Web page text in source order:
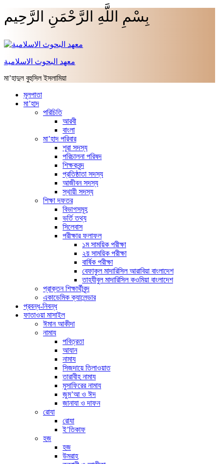
بِسْمِ اللَّهِ الرَّحْمَنِ الرَّحِيم
معهد البحوث الاسلامية
মা’হাদুল বুহুসিল ইসলামিয়া
মূলপাতা
মা’হাদ
পরিচিতি
আরবী
বাংলা
মা’হাদ পরিবার
শূরা সদস্য
পরিচালনা পরিষদ
শিক্ষকবৃন্দ
প্রতিষ্ঠাতা সদস্য
আজীবন সদস্য
স্থায়ী সদস্য
শিক্ষা দফতর
বিভাগসমূহ
ভর্তি তথ্য
সিলেবাস
পরীক্ষার ফলাফল
১ম সাময়িক পরীক্ষা
২য় সাময়িক পরীক্ষা
বার্ষিক পরীক্ষা
বেফাকুল মাদারিসিল আরাবিয়া বাংলাদেশ
তাহযীবুল মাদারিসিল কওমিয়া বাংলাদেশ
প্রাক্তন শিক্ষার্থীবৃন্দ
একাডেমিক ক্যালেন্ডার
প্রবন্ধ-নিবন্ধ
ফাতাওয়া মাসাইল
ঈমান আকীদা
নামায
পবিত্রতা
আযান
নামায
সিজদায়ে তিলাওয়াত
তারাবীহ নামায
মুসাফিরের নামায
জুম’আ ও ঈদ
জানাযা ও দাফন
রোযা
রোযা
ই’তিকাফ
হজ
হজ
উমরাহ